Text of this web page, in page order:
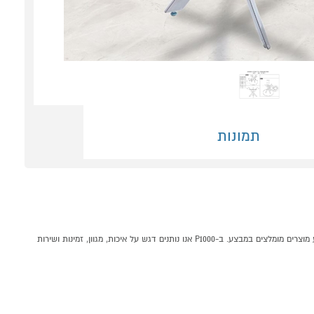
תמונות
שולחן אוכל זכוכית עגול 120 ס"מ עם רגלי כרום ונציה קונים אונליין בקטגוריית שולחנות לפינות אוכל במחלקת רהיטים לבית בP1000 - אתר קניות ישראלי בטוח, משתלם ונוח המציע מוצרים מומלצים במבצע. ב-P1000 אנו נותנים דגש על איכות, מגוון, זמינות ושירות